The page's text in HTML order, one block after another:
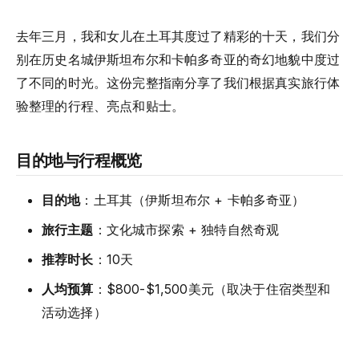
去年三月，我和女儿在土耳其度过了精彩的十天，我们分
别在历史名城伊斯坦布尔和卡帕多奇亚的奇幻地貌中度过
了不同的时光。这份完整指南分享了我们根据真实旅行体
验整理的行程、亮点和贴士。
目的地与行程概览
目的地：土耳其（伊斯坦布尔 + 卡帕多奇亚）
旅行主题 ：文化城市探索 + 独特自然奇观
推荐时长 ：10天
人均预算 ：$800-$1,500美元（取决于住宿类型和
活动选择）